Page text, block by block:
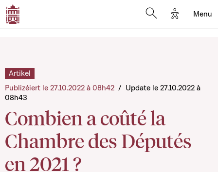
Options
Menu
Combien a coûté la
Chambre des Députés
en 2021 ?
Artikel
Publizéiert le 27.10.2022 à 08h42 / Update le 27.10.2022 à
08h43